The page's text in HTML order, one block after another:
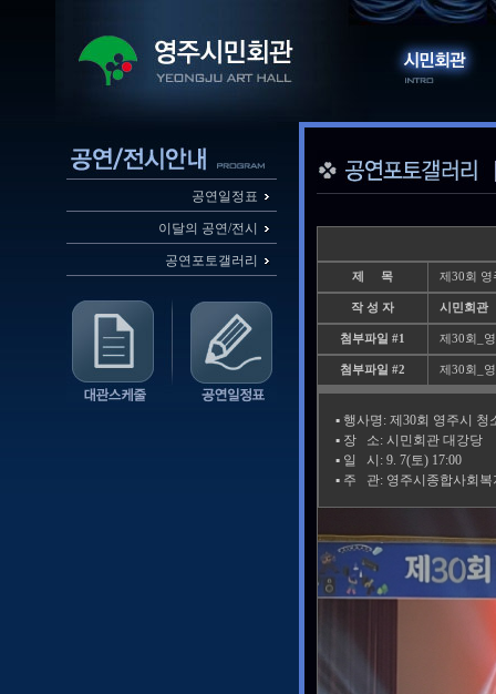
공연일정표
이달의 공연/전시
공연포토갤러리
제 목 제30회 영
작 성 자 시민회관
첨부파일 #1 제30회_
첨부파일 #2 제30회_
▪️ 행사명: 제30회 영주시 청
▪️ 장 소: 시민회관 대강당
▪️ 일 시: 9. 7(토) 17:00
▪️ 주 관: 영주시종합사회복